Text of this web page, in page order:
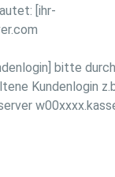
[ihr-
bitte
Kundenlogin